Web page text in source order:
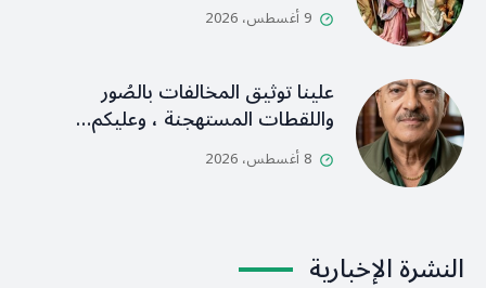
9 أغسطس، 2026
علينا توثيق المخالفات بالصُور
واللقطات المستهجنة ، وعليكم…
8 أغسطس، 2026
النشرة الإخبارية